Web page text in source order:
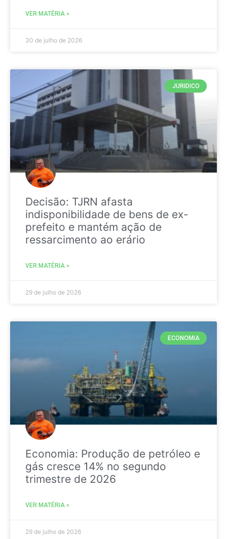
VER MATÉRIA »
30 de julho de 2026
JURIDICO
Decisão: TJRN afasta
indisponibilidade de bens de ex-
prefeito e mantém ação de
ressarcimento ao erário
VER MATÉRIA »
29 de julho de 2026
ECONOMIA
Economia: Produção de petróleo e
gás cresce 14% no segundo
trimestre de 2026
VER MATÉRIA »
29 de julho de 2026